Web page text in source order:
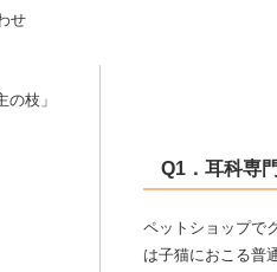
Q1．耳科専
ペットショップで
は子猫におこる普